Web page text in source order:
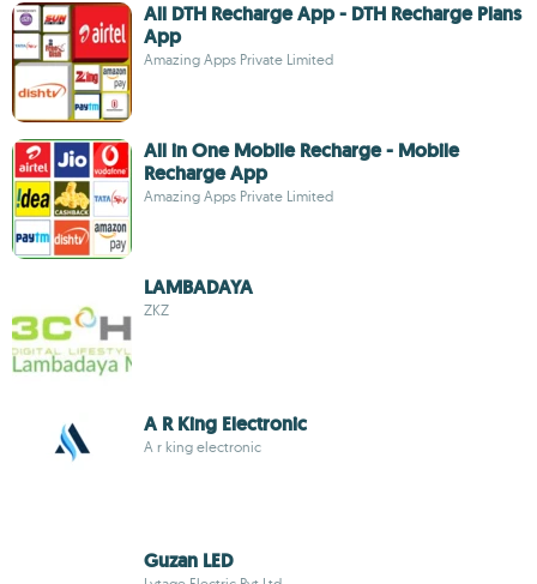
All DTH Recharge App - DTH Recharge Plans
App
Amazing Apps Private Limited
All in One Mobile Recharge - Mobile
Recharge App
Amazing Apps Private Limited
LAMBADAYA
ZKZ
A R King Electronic
A r king electronic
Guzan LED